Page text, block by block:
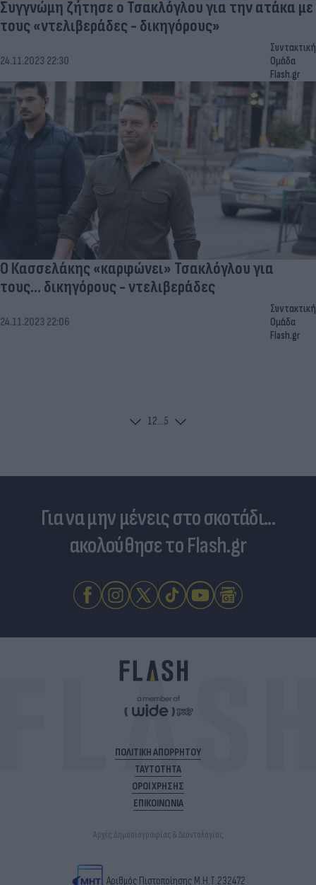
Συγγνώμη ζήτησε ο Τσακλόγλου για την ατάκα με
τους «ντελιβεράδες - δικηγόρους»
24.11.2023 22:30
Συντακτική
Ομάδα
Flash.gr
Ο Κασσελάκης «καρφώνει» Τσακλόγλου για
τους... δικηγόρους - ντελιβεράδες
24.11.2023 22:06
Συντακτική
Ομάδα
Flash.gr
12...5
Για να μην μένεις στο σκοτάδι...
ακολούθησε το Flash.gr
ΠΟΛΙΤΙΚΗ ΑΠΟΡΡΗΤΟΥ
ΤΑΥΤΟΤΗΤΑ
ΟΡΟΙ ΧΡΗΣΗΣ
ΕΠΙΚΟΙΝΩΝΙΑ
Αρχές Δημοσιογραφίας & Δεοντολογίας
Αριθμός Πιστοποίησης Μ.Η.Τ.232472